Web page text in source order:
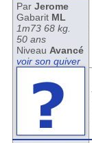
Par Jerome
Gabarit ML
1m73 68 kg.
50 ans
Niveau Avancé
voir son quiver